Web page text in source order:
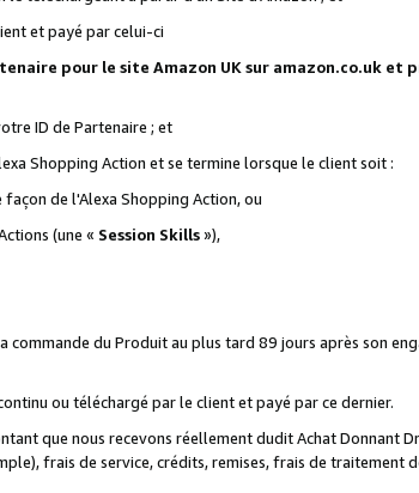
et payé par celui-ci
pour le site Amazon UK sur amazon.co.uk et
ID de Partenaire ; et
Shopping Action et se termine lorsque le client soit :
de l'Alexa Shopping Action, ou
(une « Session Skills»),
du Produit au plus tard 89 jours après son
ou téléchargé par le client et payé par ce dernier.
que nous recevons réellement dudit Achat Donnant
frais de service, crédits, remises, frais de traitement